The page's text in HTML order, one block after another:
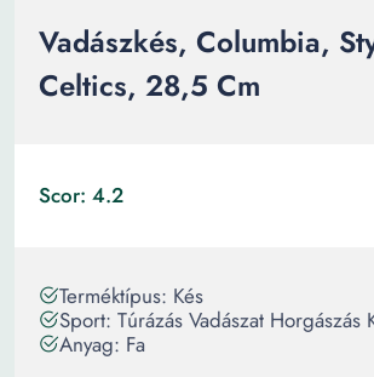
Vadászkés, Columbia,
Celtics, 28,5 Cm
Scor: 4.2
Terméktípus: Kés
Sport: Túrázás Vadászat Horgászás
Anyag: Fa